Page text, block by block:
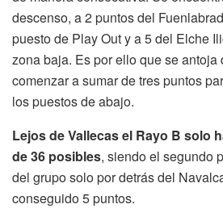
descenso, a 2 puntos del
puesto de Play Out y a 5 del Elche
zona baja. Es por ello que se
comenzar a sumar de tres puntos
los puestos de abajo.
Lejos de Vallecas el Rayo B solo
de 36 posibles, siendo el segundo
del grupo solo por detrás del
conseguido 5 puntos.